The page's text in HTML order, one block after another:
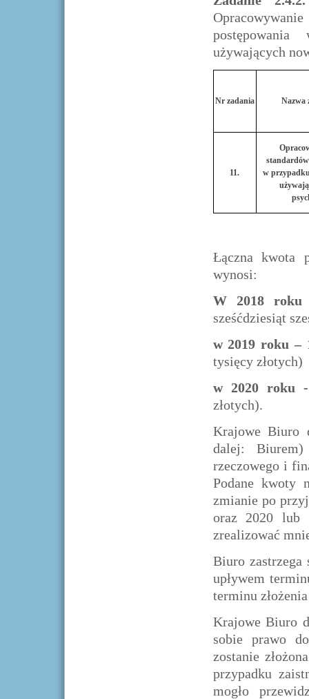
używających
Nr zadania Nazwa
11.
w
Łączna kwota
wynosi:
W 2018
sześćdziesiąt
w 2019 roku –
tysięcy złotych)
w 2020 roku
złotych).
Krajowe Biuro
dalej: Biurem)
rzeczowego i
Podane kwoty
zmianie po
oraz 2020 lub
zrealizować
Biuro zastrzega
upływem
terminu
Krajowe Biuro
sobie prawo
zostanie
przypadku
mogło